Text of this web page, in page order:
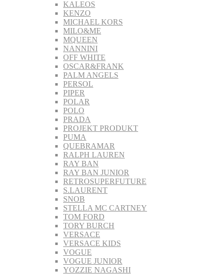
KALEOS
KENZO
MICHAEL KORS
MILO&ME
MQUEEN
NANNINI
OFF WHITE
OSCAR&FRANK
PALM ANGELS
PERSOL
PIPER
POLAR
POLO
PRADA
PROJEKT PRODUKT
PUMA
QUEBRAMAR
RALPH LAUREN
RAY BAN
RAY BAN JUNIOR
RETROSUPERFUTURE
S.LAURENT
SNOB
STELLA MC CARTNEY
TOM FORD
TORY BURCH
VERSACE
VERSACE KIDS
VOGUE
VOGUE JUNIOR
YOZZIE NAGASHI